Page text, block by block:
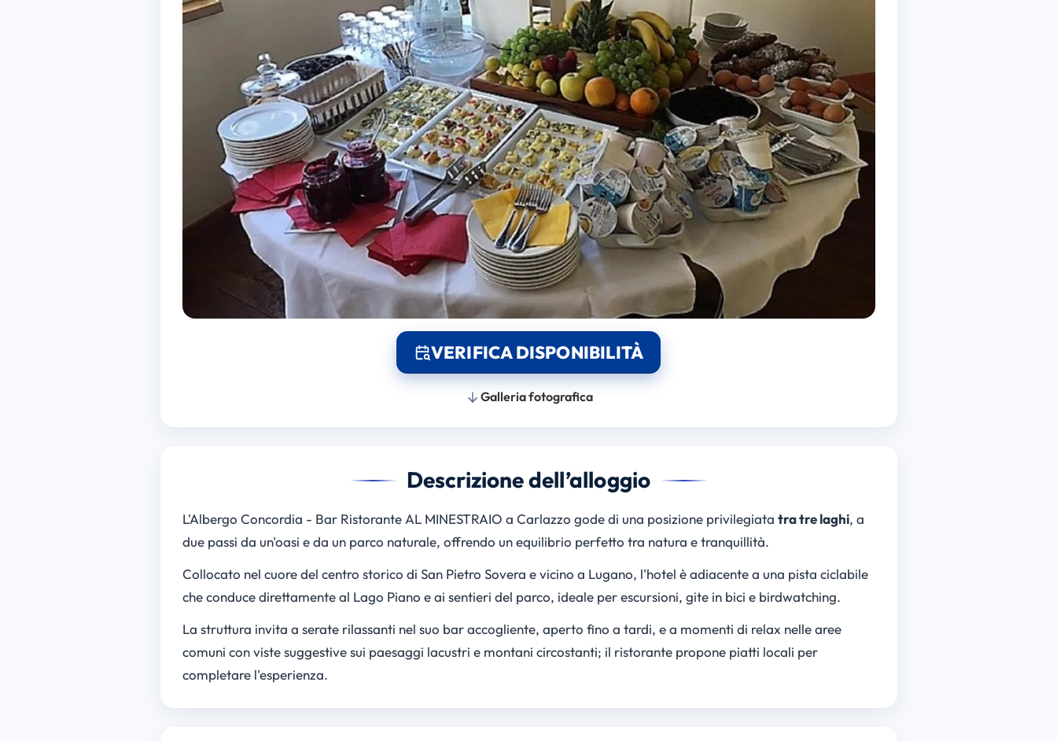
VERIFICA DISPONIBILITÀ
Galleria fotografica
Descrizione dell’alloggio
L'Albergo Concordia - Bar Ristorante AL MINESTRAIO a Carlazzo gode di una posizione privilegiata tra tre laghi, a
due passi da un'oasi e da un parco naturale, offrendo un equilibrio perfetto tra natura e tranquillità.
Collocato nel cuore del centro storico di San Pietro Sovera e vicino a Lugano, l'hotel è adiacente a una pista ciclabile
che conduce direttamente al Lago Piano e ai sentieri del parco, ideale per escursioni, gite in bici e birdwatching.
La struttura invita a serate rilassanti nel suo bar accogliente, aperto fino a tardi, e a momenti di relax nelle aree
comuni con viste suggestive sui paesaggi lacustri e montani circostanti; il ristorante propone piatti locali per
completare l'esperienza.